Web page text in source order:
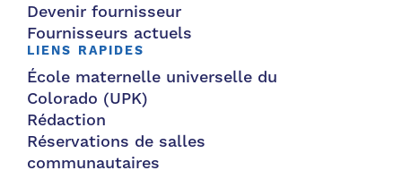
Devenir fournisseur
Fournisseurs actuels
LIENS RAPIDES
École maternelle universelle du
Colorado (UPK)
Rédaction
Réservations de salles
communautaires